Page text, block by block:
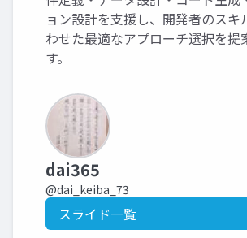
ョン設計を支援し、開発者のスキ
わせた最適なアプローチ選択を提
す。
dai365
@dai_keiba_73
スライド一覧